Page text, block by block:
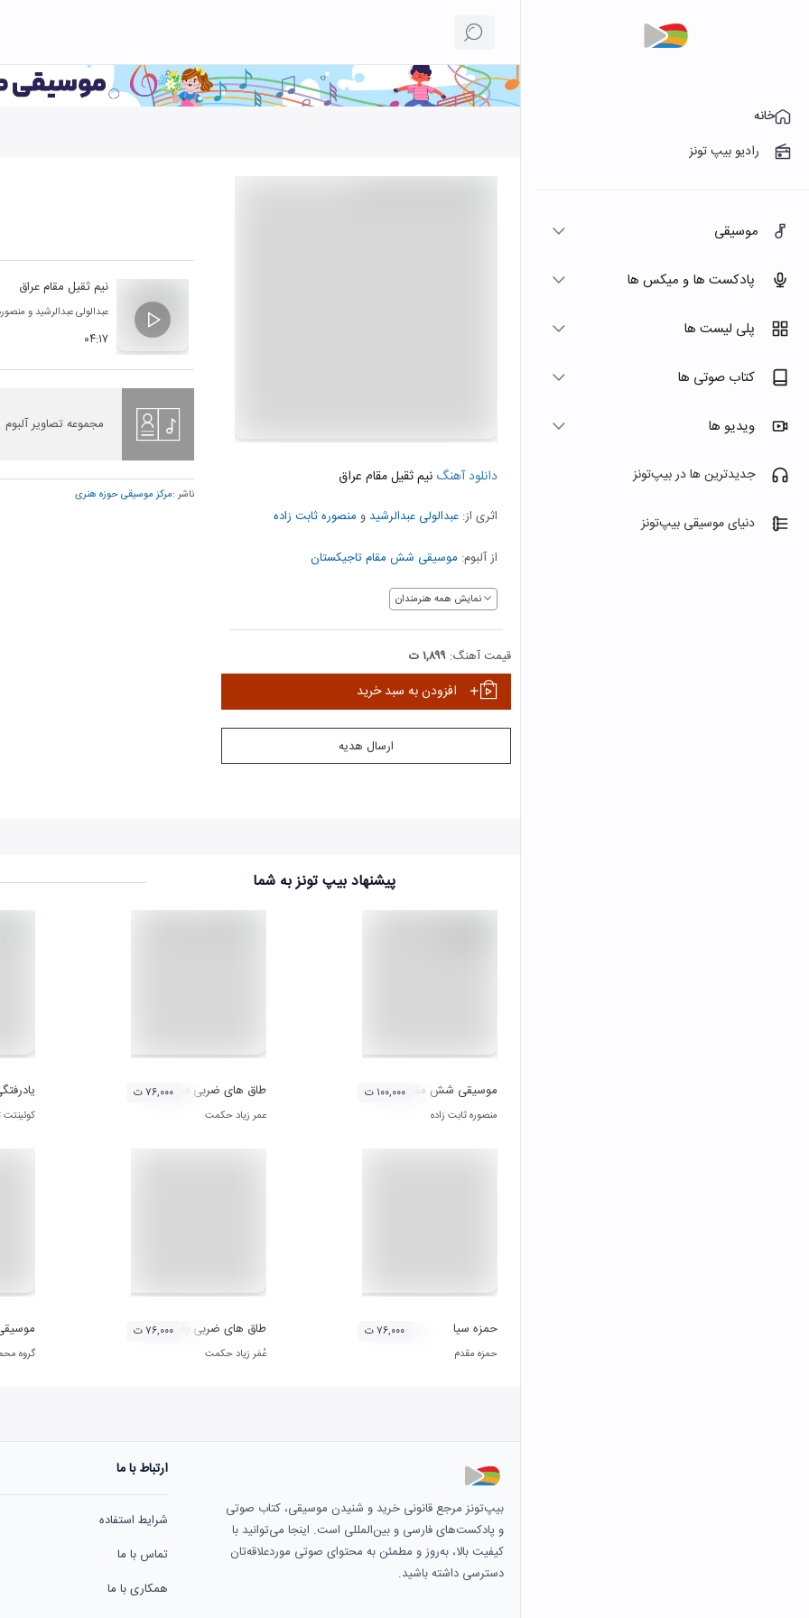
خانه
رادیو بیپ تونز
موسیقی
پادکست ها و میکس ها
پلی لیست ها
کتاب صوتی ها
ویدیو ها
جدیدترین ها در بیپ‌تونز
دنیای موسیقی بیپ‌تونز
دانلود آهنگ نیم ثقیل مقام عراق
اثری از: عبدالولی عبدالرشید و منصوره ثابت زاده
از آلبوم: موسیقی شش مقام تاجیکستان
نمایش همه هنرمندان
قیمت آهنگ: ۱,۸۹۹ ت
افزودن به سبد خرید
ارسال هدیه
نیم ثقیل مقام عراق
عبدالولی عبدالرشید و
۰۴:۱۷
مجموعه تصاویر آلبوم
ناشر :مرکز موسیقی حوزه هنری
پیشنهاد بیپ تونز به شما
موسیقی شش مقام تاجیکستان
منصوره ثابت زاده
۱۰۰,۰۰۰ ت طاق های ضربی دجله
عمر زیاد حکمت
۷۶,۰۰۰ ت
کوئینتت
حمزه سیا
حمزه مقدم
۷۶,۰۰۰ ت طاق های ضربی بغداد
عُمَر زیاد حکمت
۷۶,۰۰۰ ت
گروه
بیپ‌تونز مرجع قانونی خرید و شنیدن موسیقی، کتاب صوتی
و پادکست‌های فارسی و بین‌المللی است. اینجا می‌توانید با
کیفیت بالا، به‌روز و مطمئن به محتوای صوتی موردعلاقه‌تان
دسترسی داشته باشید.
ارتباط با ما
شرایط استفاده
تماس با ما
همکاری با ما